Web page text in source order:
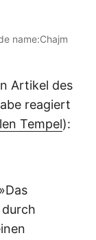
name:Chajm
Artikel des
reagiert
Tempel):